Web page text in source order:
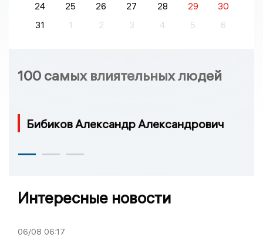
24
25 26 27 28 29
30
31
1 2 3 4 5 6
100 самых влиятельных людей
Бибиков Александр Александрович
Интересные новости
06/08 06:17